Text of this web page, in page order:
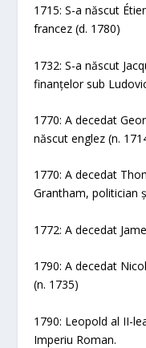
1715: S-a născut
francez (d. 1780)
1732: S-a născut
finanțelor sub
1770: A decedat
născut englez (n.
1770: A decedat
Grantham, politician
1772: A decedat
1790: A decedat
(n. 1735)
1790: Leopold al II-
Imperiu Roman.